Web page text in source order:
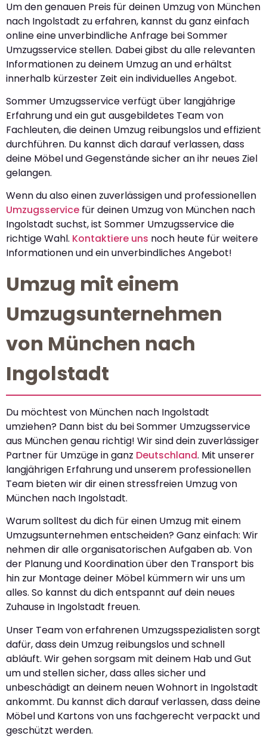
Um den genauen Preis für deinen Umzug von München
nach Ingolstadt zu erfahren, kannst du ganz einfach
online eine unverbindliche Anfrage bei Sommer
Umzugsservice stellen. Dabei gibst du alle relevanten
Informationen zu deinem Umzug an und erhältst
innerhalb kürzester Zeit ein individuelles Angebot.
Sommer Umzugsservice verfügt über langjährige
Erfahrung und ein gut ausgebildetes Team von
Fachleuten, die deinen Umzug reibungslos und effizient
durchführen. Du kannst dich darauf verlassen, dass
deine Möbel und Gegenstände sicher an ihr neues Ziel
gelangen.
Wenn du also einen zuverlässigen und professionellen
Umzugsservice für deinen Umzug von München nach
Ingolstadt suchst, ist Sommer Umzugsservice die
richtige Wahl. Kontaktiere uns noch heute für weitere
Informationen und ein unverbindliches Angebot!
Umzug mit einem
Umzugsunternehmen
von München nach
Ingolstadt
Du möchtest von München nach Ingolstadt
umziehen? Dann bist du bei Sommer Umzugsservice
aus München genau richtig! Wir sind dein zuverlässiger
Partner für Umzüge in ganz Deutschland. Mit unserer
langjährigen Erfahrung und unserem professionellen
Team bieten wir dir einen stressfreien Umzug von
München nach Ingolstadt.
Warum solltest du dich für einen Umzug mit einem
Umzugsunternehmen entscheiden? Ganz einfach: Wir
nehmen dir alle organisatorischen Aufgaben ab. Von
der Planung und Koordination über den Transport bis
hin zur Montage deiner Möbel kümmern wir uns um
alles. So kannst du dich entspannt auf dein neues
Zuhause in Ingolstadt freuen.
Unser Team von erfahrenen Umzugsspezialisten sorgt
dafür, dass dein Umzug reibungslos und schnell
abläuft. Wir gehen sorgsam mit deinem Hab und Gut
um und stellen sicher, dass alles sicher und
unbeschädigt an deinem neuen Wohnort in Ingolstadt
ankommt. Du kannst dich darauf verlassen, dass deine
Möbel und Kartons von uns fachgerecht verpackt und
geschützt werden.